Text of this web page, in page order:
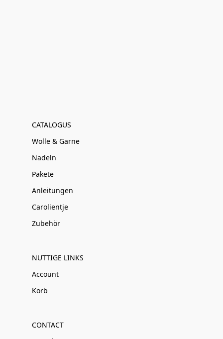
CATALOGUS
Wolle & Garne
Nadeln
Pakete
Anleitungen
Carolientje
Zubehör
NUTTIGE LINKS
Account
Korb
CONTACT